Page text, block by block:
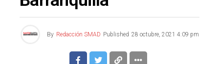
By Redacción SMAD Published 28 octubre, 2021 4:09 pm